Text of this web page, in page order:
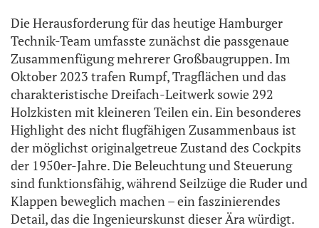
Die Herausforderung für das heutige Hamburger
Technik-Team umfasste zunächst die passgenaue
Zusammenfügung mehrerer Großbaugruppen. Im
Oktober 2023 trafen Rumpf, Tragflächen und das
charakteristische Dreifach-Leitwerk sowie 292
Holzkisten mit kleineren Teilen ein. Ein besonderes
Highlight des nicht flugfähigen Zusammenbaus ist
der möglichst originalgetreue Zustand des Cockpits
der 1950er-Jahre. Die Beleuchtung und Steuerung
sind funktionsfähig, während Seilzüge die Ruder und
Klappen beweglich machen – ein faszinierendes
Detail, das die Ingenieurskunst dieser Ära würdigt.